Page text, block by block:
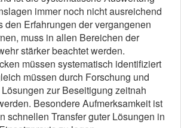
immer noch nicht ausreichend
den Erfahrungen der vergangenen
muss in allen Bereichen der
stärker beachtet werden.
müssen systematisch identifiziert
müssen durch Forschung und
zur Beseitigung zeitnah
Besondere Aufmerksamkeit ist
schnellen Transfer guter Lösungen in